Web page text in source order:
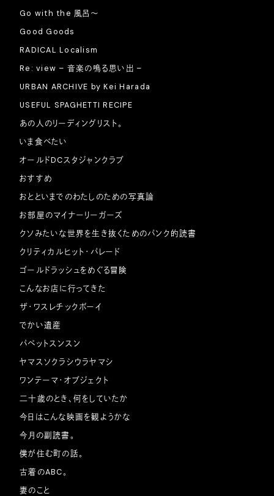
Go with the 風呂〜
Good Goods
RADICAL Localism
Re: view – 音楽の鳴る思い出 –
URBAN ARCHIVE by Kei Harada
USEFUL SPAGHETTI RECIPE
あの人のリーディングリスト。
いま食べたい
オールドDCスタジャンクラブ
おすすめ
おとといまでのわたしのための写真論
お部屋のマイナーリーガーズ
クソみたいな世界を生き抜くためのパンク的読書
クリティカルヒット・パレード
ゴールドラッシュをめぐる冒険
こんなお店に行ってきた
ザ・ワスレチックボーイ
でかい遺産
パペットスンスン
ヤマスソクラシウラヤマシ
ワンテーマ・オブジェクト
二十歳のとき、何をしていたか
今日はこんな映画を観ようかな
今月の副読書。
僕が住む町の話。
古着のABC。
妻のこと